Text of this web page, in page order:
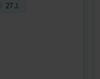
27 J.